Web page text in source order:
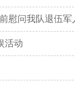
慰问我队退伍军
活动